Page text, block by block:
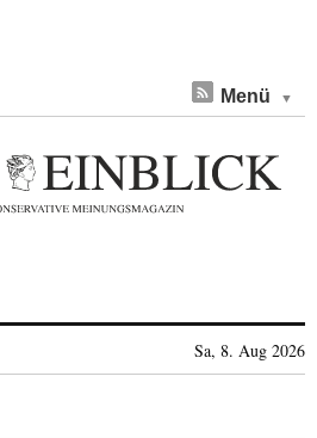
Menü
Sa, 8. Aug 2026